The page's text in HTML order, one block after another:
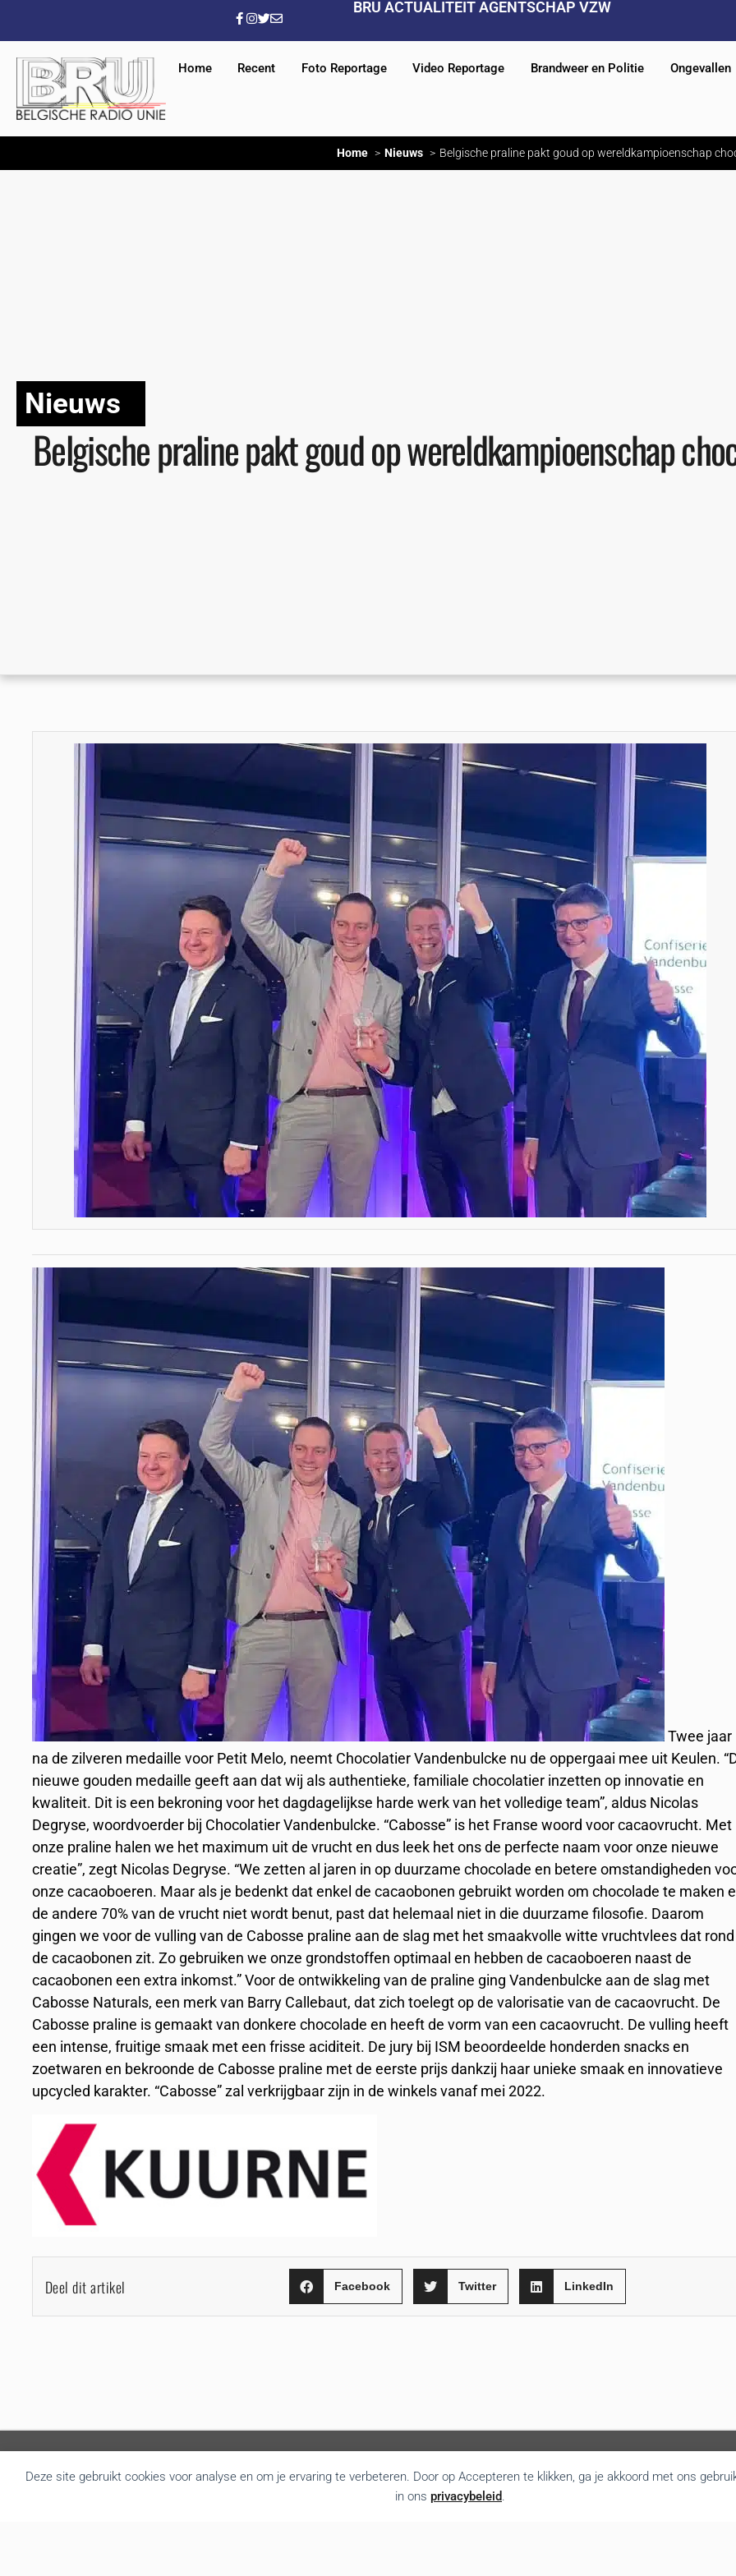
Deze site gebruikt cookies voor analyse en om je ervaring te verbeteren. Door op Accepteren te klikken, ga je akkoord met ons
in ons privacybeleid.
BRU ACTUALITEIT AGENTSCHAP VZW
Home Recent Foto Reportage Video Reportage Brandweer en Politie Ongevallen
Home Nieuws Belgische praline pakt goud op wereldkampioenschap
Nieuws
Belgische praline pakt goud op wereldkampioenschap
Twee jaar
na de zilveren medaille voor Petit Melo, neemt Chocolatier Vandenbulcke nu de oppergaai mee uit Keulen.
nieuwe gouden medaille geeft aan dat wij als authentieke, familiale chocolatier inzetten op innovatie en
kwaliteit. Dit is een bekroning voor het dagdagelijkse harde werk van het volledige team”, aldus Nicolas
Degryse, woordvoerder bij Chocolatier Vandenbulcke. “Cabosse” is het Franse woord voor cacaovrucht. Met
onze praline halen we het maximum uit de vrucht en dus leek het ons de perfecte naam voor onze nieuwe
creatie”, zegt Nicolas Degryse. “We zetten al jaren in op duurzame chocolade en betere omstandigheden
onze cacaoboeren. Maar als je bedenkt dat enkel de cacaobonen gebruikt worden om chocolade te maken
de andere 70% van de vrucht niet wordt benut, past dat helemaal niet in die duurzame filosofie. Daarom
gingen we voor de vulling van de Cabosse praline aan de slag met het smaakvolle witte vruchtvlees dat rond
de cacaobonen zit. Zo gebruiken we onze grondstoffen optimaal en hebben de cacaoboeren naast de
cacaobonen een extra inkomst.” Voor de ontwikkeling van de praline ging Vandenbulcke aan de slag met
Cabosse Naturals, een merk van Barry Callebaut, dat zich toelegt op de valorisatie van de cacaovrucht. De
Cabosse praline is gemaakt van donkere chocolade en heeft de vorm van een cacaovrucht. De vulling heeft
een intense, fruitige smaak met een frisse aciditeit. De jury bij ISM beoordeelde honderden snacks en
zoetwaren en bekroonde de Cabosse praline met de eerste prijs dankzij haar unieke smaak en innovatieve
upcycled karakter. “Cabosse” zal verkrijgbaar zijn in de winkels vanaf mei 2022.
Deel dit artikel Facebook Twitter LinkedIn